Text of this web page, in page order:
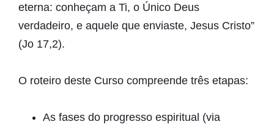
eterna: conheçam a Ti, o Único Deus
verdadeiro, e aquele que enviaste, Jesus Cristo”
(Jo 17,2).
O roteiro deste Curso compreende três etapas:
As fases do progresso espiritual (via